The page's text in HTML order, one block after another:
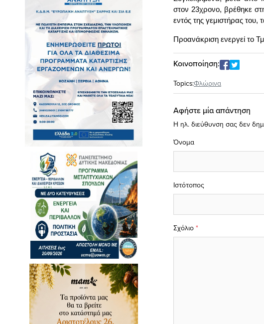
στον 23χρονο, βρέθηκε
εντός της γεμιστήρας του,
Προανάκριση ενεργεί το
Κοινοποίηση:
Topics:Φλώρινα
Αφήστε μία απάντηση
Η ηλ. διεύθυνση σας δεν
Σχόλιο *
Όνομα
Ιστότοπος